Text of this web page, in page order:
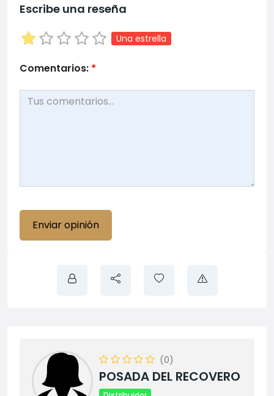
Escribe una reseña
Una estrella
Comentarios: *
(0)
POSADA DEL RECOVERO